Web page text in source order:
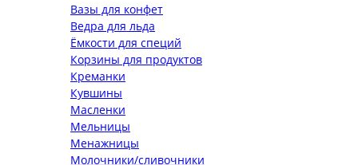
Вазы для конфет
Ведра для льда
Ёмкости для специй
Корзины для продуктов
Креманки
Кувшины
Масленки
Мельницы
Менажницы
Молочники/сливочники